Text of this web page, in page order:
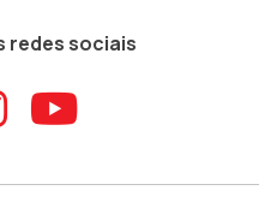
redes sociais
ao
Aceder ao
Aceder